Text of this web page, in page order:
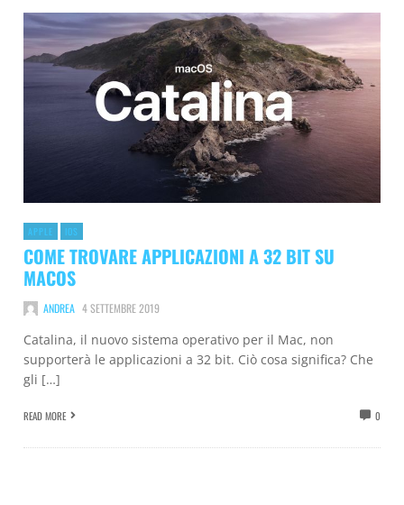
APPLE IOS
COME TROVARE APPLICAZIONI A 32 BIT SU
MACOS
ANDREA 4 SETTEMBRE 2019
Catalina, il nuovo sistema operativo per il Mac, non
supporterà le applicazioni a 32 bit. Ciò cosa significa? Che
gli […]
READ MORE 0